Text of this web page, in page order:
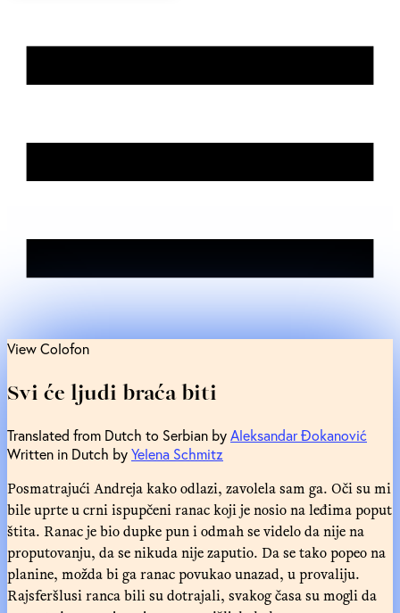
View Colofon
Svi će ljudi braća biti
Translated from Dutch to Serbian byAleksandar Đokanović
Written in Dutch byYelena Schmitz
Posmatrajući Andreja kako odlazi, zavolela sam ga. Oči su mi
bile uprte u crni ispupčeni ranac koji je nosio na leđima poput
štita. Ranac je bio dupke pun i odmah se videlo da nije na
proputovanju, da se nikuda nije zaputio. Da se tako popeo na
planine, možda bi ga ranac povukao unazad, u provaliju.
Rajsferšlusi ranca bili su dotrajali, svakog časa su mogli da